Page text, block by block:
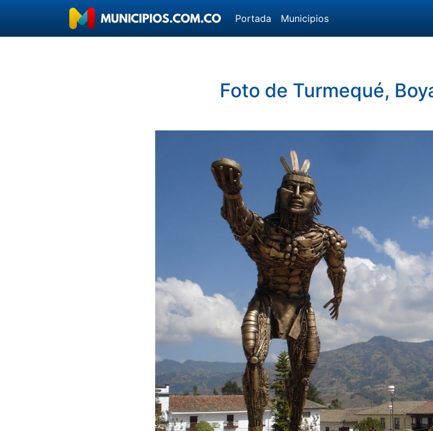
Portada Municipios
Foto de Turmequé,